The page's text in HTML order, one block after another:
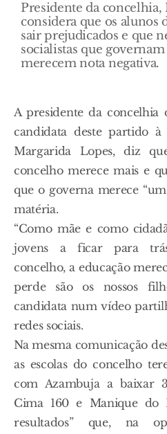
Presidente da concelhia,
considera que os alunos
sair prejudicados e que
socialistas que
merecem nota negativa.
A presidente da concelhia
candidata deste partido à
Margarida Lopes, diz
concelho merece mais e
que o governa merece
matéria.
“Como mãe e como
jovens a ficar para
concelho, a educação
perde são os nossos
candidata num vídeo
redes sociais.
Na mesma comunicação
as escolas do concelho
com Azambuja a baixar
Cima 160 e Manique do
resultados” que, na